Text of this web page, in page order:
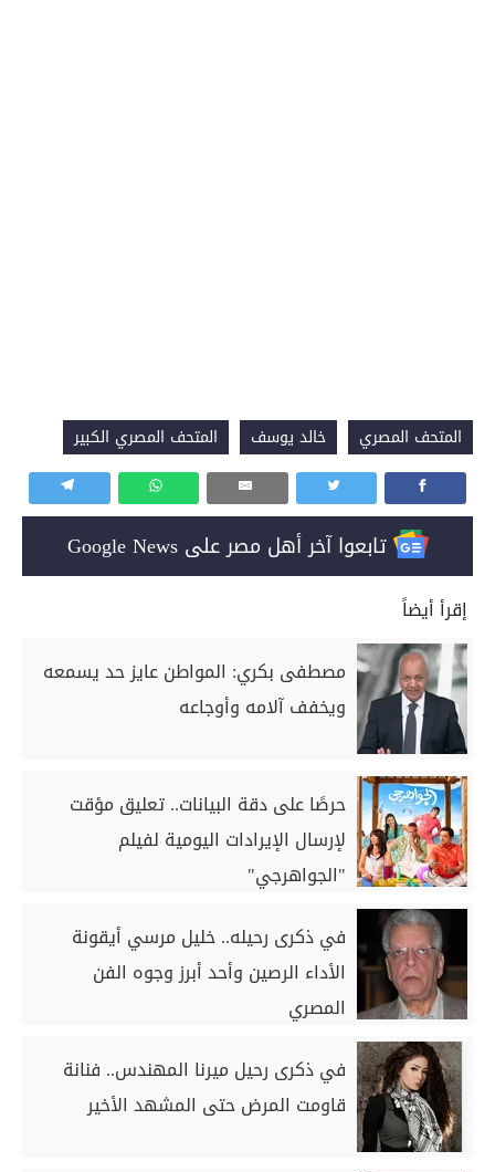
المتحف المصري خالد يوسف المتحف المصري الكبير
تابعوا آخر أهل مصر على Google News
إقرأ أيضاً
مصطفى بكري: المواطن عايز حد يسمعه
ويخفف آلامه وأوجاعه
حرصًا على دقة البيانات.. تعليق مؤقت
لإرسال الإيرادات اليومية لفيلم
"الجواهرجي"
في ذكرى رحيله.. خليل مرسي أيقونة
الأداء الرصين وأحد أبرز وجوه الفن
المصري
في ذكرى رحيل ميرنا المهندس.. فنانة
قاومت المرض حتى المشهد الأخير